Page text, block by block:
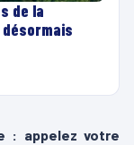
de la
: appelez votre